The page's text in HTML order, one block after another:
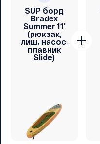
SUP борд
Bradex
Summer 11’
(рюкзак,
лиш, насос,
плавник
Slide)